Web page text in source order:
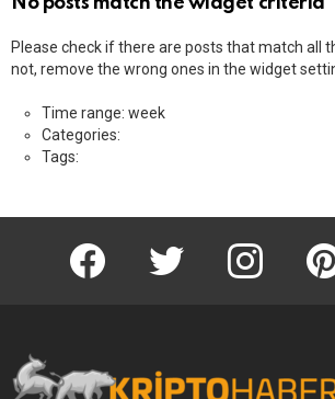
Please check if there are posts that match all
not, remove the wrong ones in the widget
Time range: week
Categories:
Tags:
KriptoHaber Facebook
KriptoHaber TwitterKriptoHaber